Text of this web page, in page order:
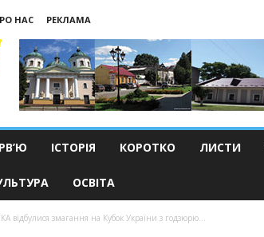
НАС
РЕКЛАМА
ІСТОРІЯ КОРОТКО ЛИСТИ
ОСВІТА
відбулися змагання на Кубок України з годзюрю...